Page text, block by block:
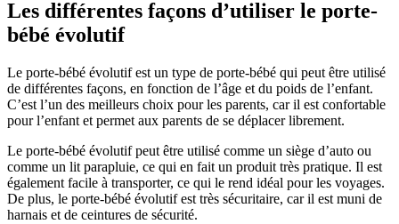
Les différentes façons d’utiliser le porte-
bébé évolutif
Le porte-bébé évolutif est un type de porte-bébé qui peut être utilisé
de différentes façons, en fonction de l’âge et du poids de l’enfant.
C’est l’un des meilleurs choix pour les parents, car il est confortable
pour l’enfant et permet aux parents de se déplacer librement.
Le porte-bébé évolutif peut être utilisé comme un siège d’auto ou
comme un lit parapluie, ce qui en fait un produit très pratique. Il est
également facile à transporter, ce qui le rend idéal pour les voyages.
De plus, le porte-bébé évolutif est très sécuritaire, car il est muni de
harnais et de ceintures de sécurité.